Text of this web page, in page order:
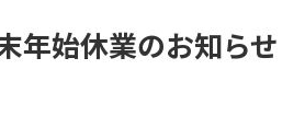
始休業のお知らせ